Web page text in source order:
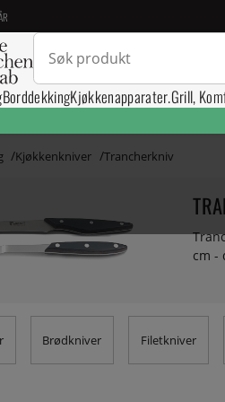
BorddekkingKjøkkenapparater.Grill,
Kjøkkenkniver Trancherkniv
cm -
Brødkniver Filetkniver